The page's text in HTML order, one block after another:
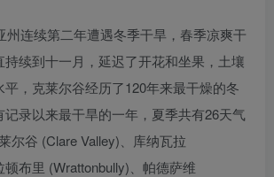
州连续第二年遭遇冬季干旱，春季凉爽干
续到十一月，延迟了开花和坐果，土壤
，克莱尔谷经历了120年来最干燥的冬
录以来最干旱的一年，夏季共有26天气
尔谷 (Clare Valley)、库纳瓦拉
顿布里 (Wrattonbully)、帕德萨维